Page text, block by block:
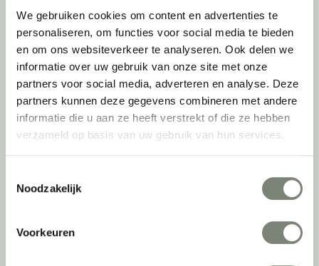
We gebruiken cookies om content en advertenties te
personaliseren, om functies voor social media te bieden
en om ons websiteverkeer te analyseren. Ook delen we
informatie over uw gebruik van onze site met onze
partners voor social media, adverteren en analyse. Deze
partners kunnen deze gegevens combineren met andere
informatie die u aan ze heeft verstrekt of die ze hebben
verzameld op basis van uw gebruik van hun services.
Noodzakelijk
Voorkeuren
Over deprojectinrichter
Als grootste onafhankelijke projectinrichter én expert op het gebied
van de beste werkomgeving zetten we ons dagelijks met veel
passie en enthousiasme in om juist dat voor onze klanten te
realiseren: de allerbeste werkomgeving. En dat doen we niet alleen
met het oog op nu; dankzij ons duurzame en circulaire karakter